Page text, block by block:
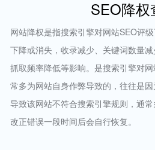
SEO降权
网站降权是指搜索引擎对网站SEO评
下降或消失，收录减少、关键词数量
抓取频率降低等影响。是搜索引擎对
常多为网站自身作弊导致的，往往是
导致该网站不符合搜索引擎规则，通
改正错误一段时间后会自行恢复。